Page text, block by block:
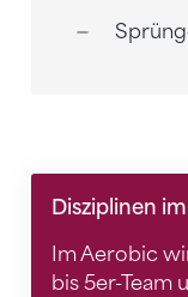
Disziplinen
Im Aerobic
bis 5er-Team